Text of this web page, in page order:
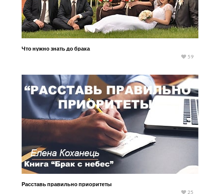
Что нужно знать до брака
59
Расставь правильно приоритеты
25